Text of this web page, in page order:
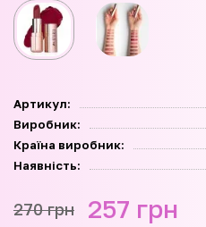
Артикул:
Виробник:
Країна виробник:
Наявність:
270 грн 257 грн